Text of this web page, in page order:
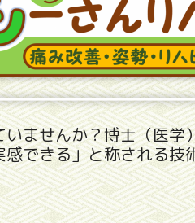
ませんか？博士（医
できる」と称される技